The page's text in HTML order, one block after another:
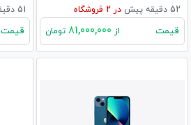
52 دقیقه پیش در فروشگاه
قیمت از تومان
51 دقیقه پیش
قیمت